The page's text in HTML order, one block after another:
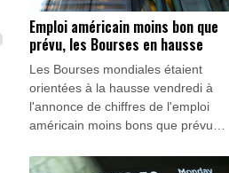
Emploi américain moins bon que
prévu, les Bourses en hausse
Les Bourses mondiales étaient
orientées à la hausse vendredi à
l'annonce de chiffres de l'emploi
américain moins bons que prévu
pétrole, ce qui dissipent les risques